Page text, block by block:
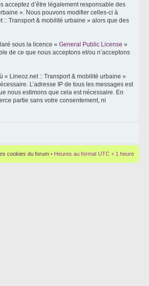
acceptez d’être légalement responsable des
». Nous pouvons modifier celles-ci à
:: Transport & mobilité urbaine » alors que des
sous la licence « General Public License »
de ce que nous acceptons et/ou n’acceptons
« Lineoz.net :: Transport & mobilité urbaine »
L’adresse IP de tous les messages est
nous estimons que cela est nécessaire. En
partie sans votre consentement, ni
cookies du forum • Heures au format UTC + 1 heure